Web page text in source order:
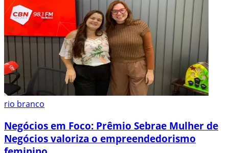
rio branco
Negócios em Foco: Prêmio Sebrae Mulher de
Negócios valoriza o empreendedorismo